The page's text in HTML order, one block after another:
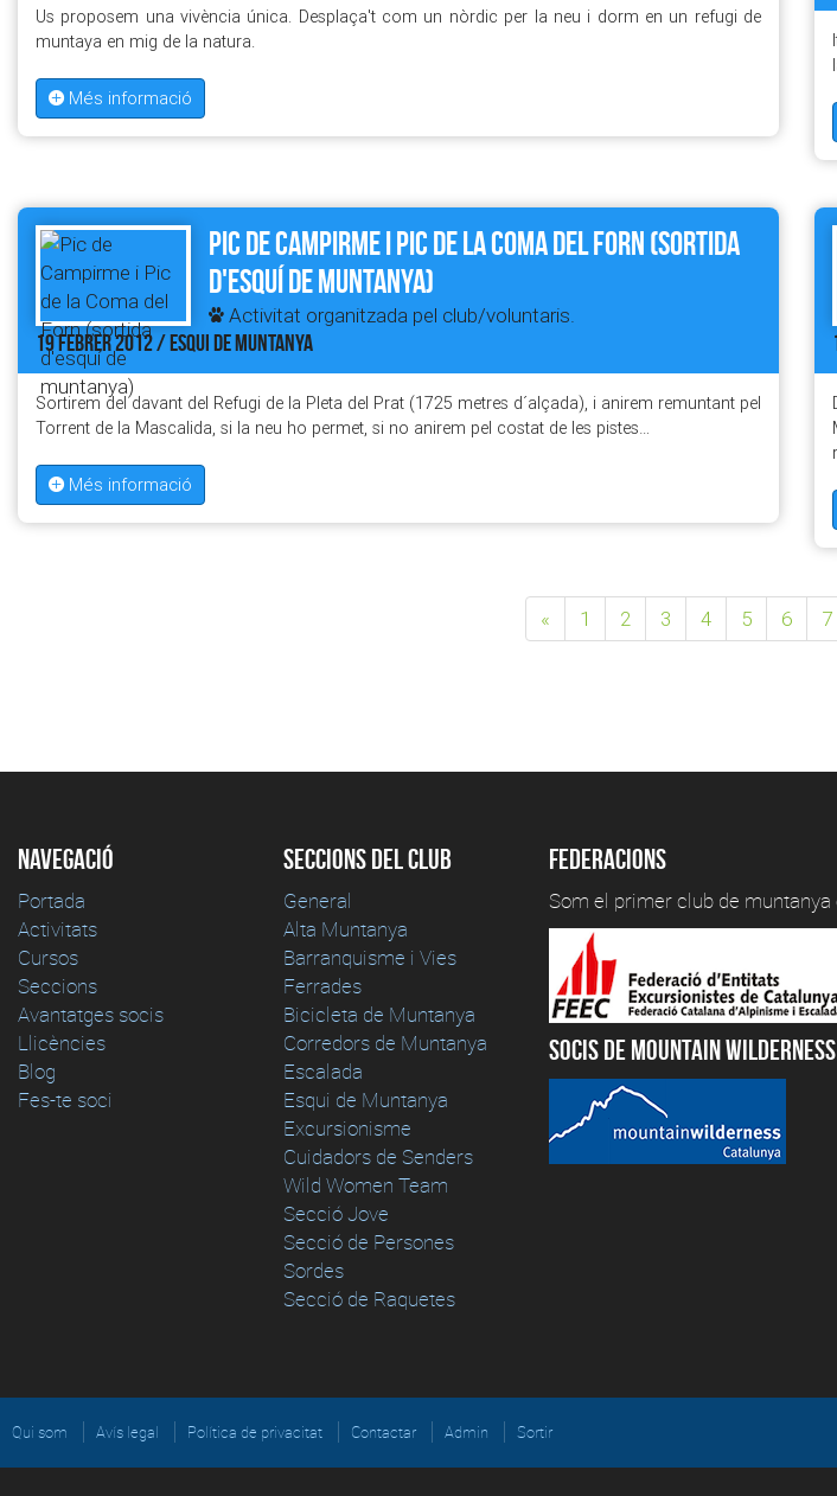
Us proposem una vivència única. Desplaça't com un nòrdic per la neu i dorm en un refugi de
muntaya en mig de la natura.
Més informació
Pic de Campirme i Pic de la Coma del Forn (sortida
d'esquí de muntanya)
Activitat organitzada pel club/voluntaris.
19 FEBRER 2012 / ESQUI DE MUNTANYA
Sortirem del davant del Refugi de la Pleta del Prat (1725 metres d´alçada), i anirem remuntant pel
Torrent de la Mascalida, si la neu ho permet, si no anirem pel costat de les pistes…
Més informació
« 1 2 3 4 5 6 7
Navegació
Portada
Activitats
Cursos
Seccions
Avantatges socis
Llicències
Blog
Fes-te soci
Seccions del club
General
Alta Muntanya
Barranquisme i Vies
Ferrades
Bicicleta de Muntanya
Corredors de Muntanya
Escalada
Esqui de Muntanya
Excursionisme
Cuidadors de Senders
Wild Women Team
Secció Jove
Secció de Persones
Sordes
Secció de Raquetes
Federacions
Som el primer club de muntanya
Socis de Mountain
Qui som Avís legal Política de privacitat Contactar Admin Sortir